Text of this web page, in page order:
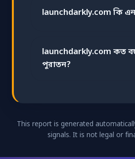
launchdarkly.com কি
launchdarkly.com কত
পুরাতন?
This report is generated
signals. It is not legal or